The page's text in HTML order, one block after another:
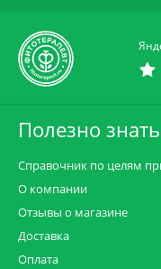
Полезно знать
Справочник по целям
О компании
Отзывы о магазине
Доставка
Оплата